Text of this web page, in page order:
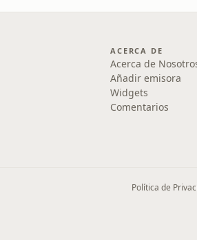
ACERCA DE
Acerca de
Añadir emisora
Widgets
Comentarios
Política de